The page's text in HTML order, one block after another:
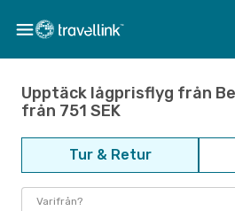
Upptäck lågprisflyg från
från 751 SEK
Tur & Retur
Varifrån?